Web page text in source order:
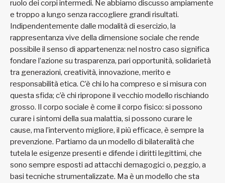
ruolo dei corpi intermedi. Ne abbiamo discusso ampiamente
e troppo a lungo senza raccogliere grandi risultati.
Indipendentemente dalle modalità di esercizio, la
rappresentanza vive della dimensione sociale che rende
possibile il senso di appartenenza: nel nostro caso significa
fondare l’azione su trasparenza, pari opportunità, solidarietà
tra generazioni, creatività, innovazione, merito e
responsabilità etica. C’è chi lo ha compreso e si misura con
questa sfida; c’è chi ripropone il vecchio modello rischiando
grosso. Il corpo sociale è come il corpo fisico: si possono
curare i sintomi della sua malattia, si possono curare le
cause, ma l’intervento migliore, il più efficace, è sempre la
prevenzione. Partiamo da un modello di bilateralità che
tutela le esigenze presenti e difende i diritti legittimi, che
sono sempre esposti ad attacchi demagogici o, peggio, a
basi tecniche strumentalizzate. Ma è un modello che sta